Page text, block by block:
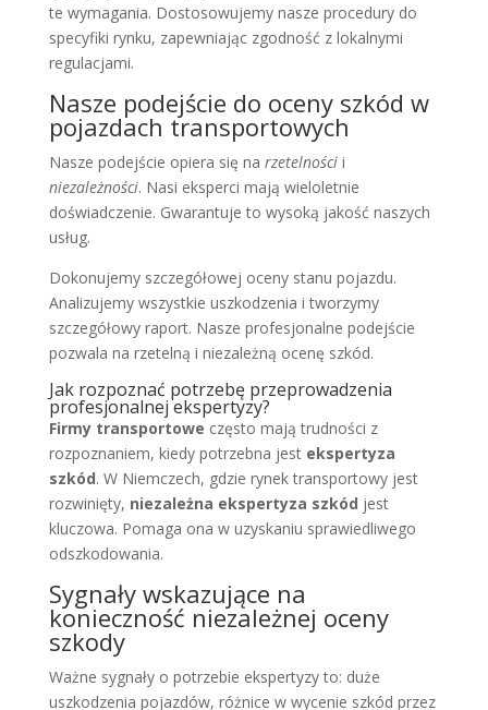
te wymagania. Dostosowujemy nasze procedury do
specyfiki rynku, zapewniając zgodność z lokalnymi
regulacjami.
Nasze podejście do oceny szkód w
pojazdach transportowych
Nasze podejście opiera się na rzetelnościi
niezależności. Nasi eksperci mają wieloletnie
doświadczenie. Gwarantuje to wysoką jakość naszych
usług.
Dokonujemy szczegółowej oceny stanu pojazdu.
Analizujemy wszystkie uszkodzenia i tworzymy
szczegółowy raport. Nasze profesjonalne podejście
pozwala na rzetelną i niezależną ocenę szkód.
Jak rozpoznać potrzebę przeprowadzenia
profesjonalnej ekspertyzy?
Firmy transportowe często mają trudności z
rozpoznaniem, kiedy potrzebna jest ekspertyza
szkód. W Niemczech, gdzie rynek transportowy jest
rozwinięty, niezależna ekspertyza szkód jest
kluczowa. Pomaga ona w uzyskaniu sprawiedliwego
odszkodowania.
Sygnały wskazujące na
konieczność niezależnej oceny
szkody
Ważne sygnały o potrzebie ekspertyzy to: duże
uszkodzenia pojazdów, różnice w wycenie szkód przez